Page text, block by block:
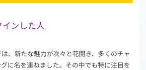
ンした人
、新たな魅力が次々と花開き、多くのチャ
に名を連ねました。その中でも特に注目を